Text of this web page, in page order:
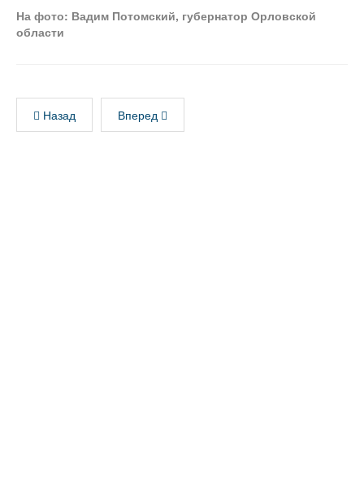
На фото: Вадим Потомский, губернатор Орловской
области
Назад Вперед